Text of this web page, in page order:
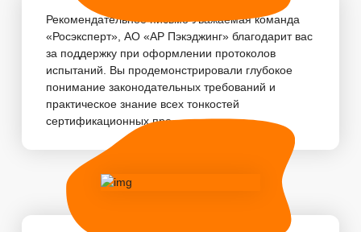
Рекомендательное письмо Уважаемая команда
«Росэксперт», АО «АР Пэкэджинг» благодарит вас
за поддержку при оформлении протоколов
испытаний. Вы продемонстрировали глубокое
понимание законодательных требований и
практическое знание всех тонкостей
сертификационных про...